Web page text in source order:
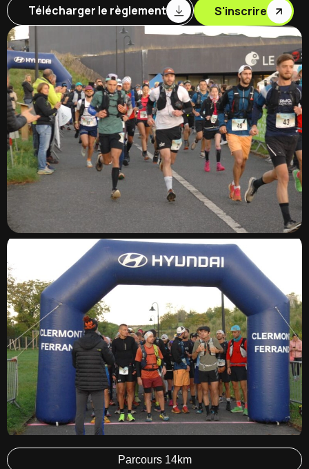
Parcours 14km
Télécharger le règlement S'inscrire